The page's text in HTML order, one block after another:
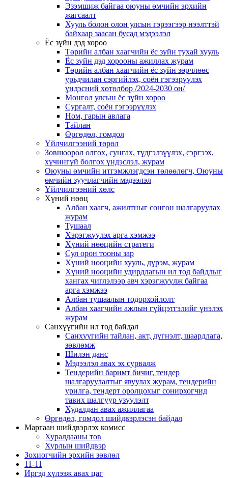
Эзэмшиж байгаа оюуны өмчийн эрхийн
жагсаалт
Хууль болон олон улсын гэрээгээр нээлттэй
байхаар заасан бусад мэдээлэл
Ёс зүйн дэд хороо
Төрийн албан хаагчийн ёс зүйн тухай хууль
Ёс зүйн дэд хорооны ажиллах журам
Төрийн албан хаагчийн ёс зүйн зөрчлөөс
урьдчилан сэргийлэх, соён гэгээрүүлэх
үндэсний хөтөлбөр /2024-2030 он/
Монгол улсын ёс зүйн хороо
Cургалт, cоён гэгээрүүлэх
Ном, гарын авлага
Тайлан
Өргөдөл, гомдол
Үйлчилгээний төрөл
Зөвшөөрөл олгох, сунгах, түдгэлзүүлэх, сэргээх,
хүчингүй болгох үндэслэл, журам
Оюуны өмчийн итгэмжлэгдсэн төлөөлөгч, Оюуны
өмчийн зуучлагчийн мэдээлэл
Үйлчилгээний хөлс
Хүний нөөц
Албан хаагч, ажилтныг сонгон шалгаруулах
журам
Тушаал
Хэрэгжүүлэх арга хэмжээ
Хүний нөөцийн стратеги
Сул орон тооны зар
Хүний нөөцийн хууль, дүрэм, журам
Хүний нөөцийн удирдлагын ил тод байдлыг
хангах чиглэлээр авч хэрэгжүүлж байгаа
арга хэмжээ
Албан тушаалын тодорхойлолт
Албан хаагчийн ажлын гүйцэтгэлийг үнэлэх
журам
Санхүүгийн ил тод байдал
Санхүүгийн тайлан, акт, дүгнэлт, шаардлага,
зөвлөмж
Шилэн данс
Мэдээлэл авах эх сурвалж
Тендерийн баримт бичиг, тендер
шалгаруулалтыг явуулах журам, тендерийн
урилга, тендерт оролцохыг сонирхогчид
тавих шалгуур үзүүлэлт
Худалдан авах ажиллагаа
Өргөдөл, гомдол шийдвэрлэсэн байдал
Маргаан шийдвэрлэх комисс
Хуралдааны тов
Хурлын шийдвэр
Зохиогчийн эрхийн зөвлөл
11-11
Иргэд хүлээж авах цаг